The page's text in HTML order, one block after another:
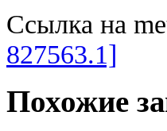
Ссылка на
827563.1]
Похожие